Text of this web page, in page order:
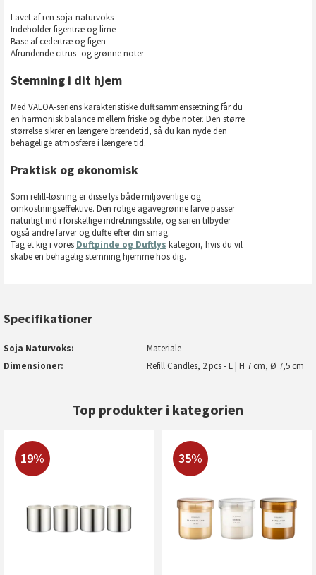
Lavet af ren soja-naturvoks
Indeholder figentræ og lime
Base af cedertræ og figen
Afrundende citrus- og grønne noter
Stemning i dit hjem
Med VALOA-seriens karakteristiske duftsammensætning får du
en harmonisk balance mellem friske og dybe noter. Den større
størrelse sikrer en længere brændetid, så du kan nyde den
behagelige atmosfære i længere tid.
Praktisk og økonomisk
Som refill-løsning er disse lys både miljøvenlige og
omkostningseffektive. Den rolige agavegrønne farve passer
naturligt ind i forskellige indretningsstile, og serien tilbyder
også andre farver og dufte efter din smag.
Tag et kig i vores Duftpinde og Duftlys kategori, hvis du vil
skabe en behagelig stemning hjemme hos dig.
Specifikationer
Soja Naturvoks
Materiale
Dimensioner
Refill Candles, 2 pcs - L | H 7 cm, Ø 7,5 cm
Top produkter i kategorien
19% 35%